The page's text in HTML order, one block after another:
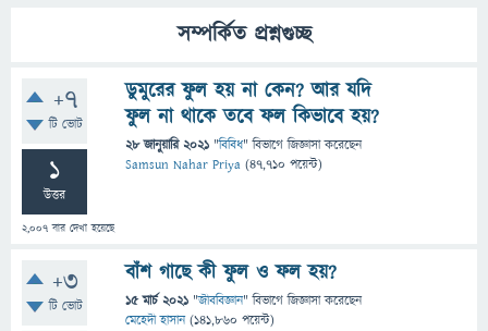
সম্পর্কিত প্রশ্নগুচ্ছ
+7
টি ভোট
1
উত্তর
2,007 বার দেখা হয়েছে
ডুমুরের ফুল হয় না কেন? আর যদি
ফুল না থাকে তবে ফল কিভাবে হয়?
28 জানুয়ারি 2021 "বিবিধ" বিভাগে জিজ্ঞাসাকরেছেন
Samsun Nahar Priya (47,710 পয়েন্ট)
+3
টি ভোট
বাঁশ গাছে কী ফুল ও ফল হয়?
15 মার্চ 2021 "জীববিজ্ঞান" বিভাগে জিজ্ঞাসাকরেছেন
মেহেদী হাসান (141,860 পয়েন্ট)